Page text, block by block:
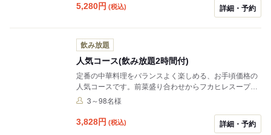
5,280円 (税込) 詳細・予約
飲み放題
人気コース(飲み放題2時間付)
定番の中華料理をバランスよく楽しめる、お手頃価格の
人気コースです。前菜盛り合わせからフカヒレスープ、
エビのチリソース煮、チンジャオロース、麻婆豆腐、五
となっております。2時間飲み放題付きで、気軽なお食
事会やご友人同士の集まりにもおすすめです。
3～98名様
3,828円 (税込) 詳細・予約